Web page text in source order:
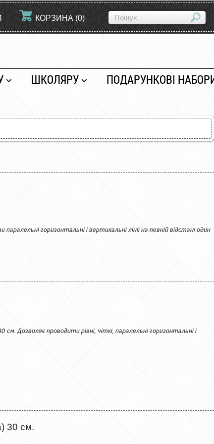
КОРЗИНА (0)
ШКОЛЯРУ ПОДАРУНКОВІ
горизонтальні і вертикальні лінії на певній відстані один
Дозволяє проводити рівні, чіткі, паралельні горизонтальні і
30 см.